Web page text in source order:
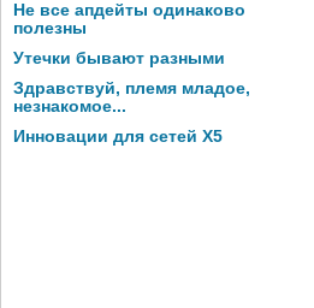
Не все апдейты одинаково
полезны
Утечки бывают разными
Здравствуй, племя младое,
незнакомое...
Инновации для сетей X5